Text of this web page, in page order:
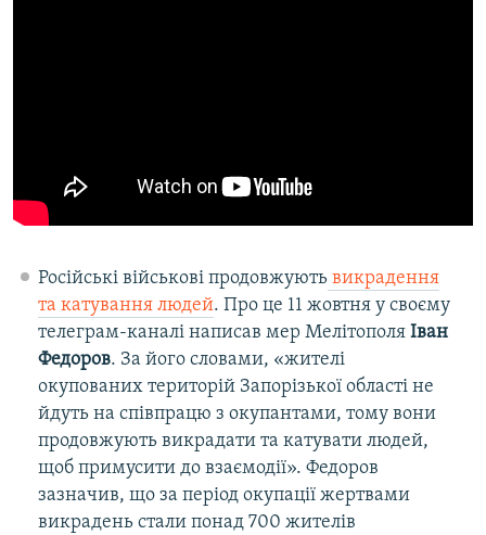
Російські військові продовжуютьвикрадення
та катування людей. Про це 11 жовтня у своєму
телеграм-каналі написав мер Мелітополя Іван
Федоров. За його словами, «жителі
окупованих територій Запорізької області не
йдуть на співпрацю з окупантами, тому вони
продовжують викрадати та катувати людей,
щоб примусити до взаємодії». Федоров
зазначив, що за період окупації жертвами
викрадень стали понад 700 жителів